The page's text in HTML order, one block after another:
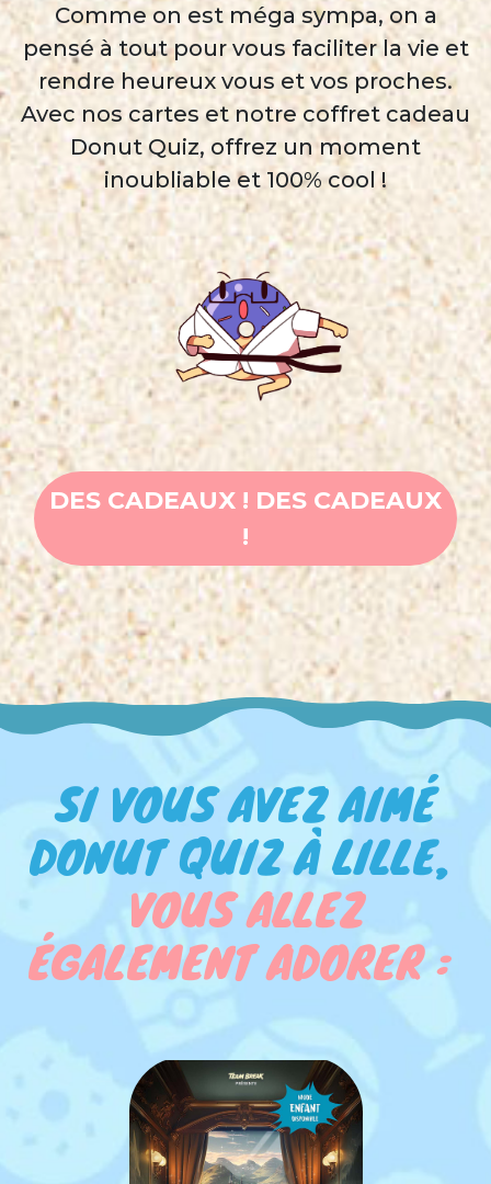
Comme on est méga sympa, on a
pensé à tout pour vous faciliter la vie et
rendre heureux vous et vos proches.
Avec nos cartes et notre coffret cadeau
Donut Quiz, offrez un moment
inoubliable et 100% cool !
DES CADEAUX ! DES CADEAUX
!
SI VOUS AVEZ AIMÉ
DONUT QUIZ À LILLE,
VOUS ALLEZ
ÉGALEMENT ADORER :